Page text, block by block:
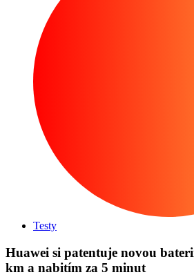
Testy
Huawei si patentuje novou
km a nabitím za 5 minut